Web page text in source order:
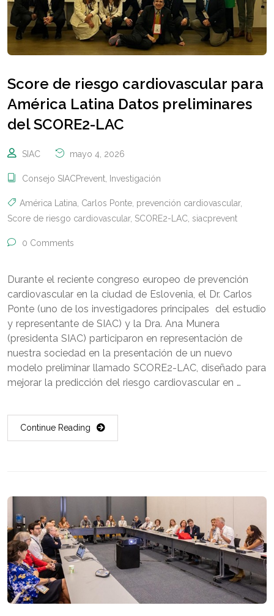
Score de riesgo cardiovascular para
América Latina Datos preliminares
del SCORE2-LAC
SIAC mayo 4, 2026
Consejo SIACPrevent Investigación
América Latina Carlos Ponte prevención cardiovascular,
Score de riesgo cardiovascular, SCORE2-LAC siacprevent
0 Comments
Durante el reciente congreso europeo de prevención
cardiovascular en la ciudad de Eslovenia, el Dr. Carlos
Ponte (uno de los investigadores principales del estudio
y representante de SIAC) y la Dra. Ana Munera
(presidenta SIAC) participaron en representación de
nuestra sociedad en la presentación de un nuevo
modelo preliminar llamado SCORE2-LAC, diseñado para
mejorar la predicción del riesgo cardiovascular en …
Continue Reading